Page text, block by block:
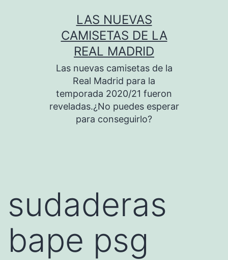
LAS NUEVAS
CAMISETAS DE LA
REAL MADRID
Las nuevas camisetas de la
Real Madrid para la
temporada 2020/21 fueron
reveladas.¿No puedes esperar
para conseguirlo?
sudaderas
bape psg